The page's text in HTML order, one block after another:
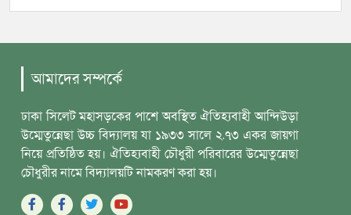
আমাদের সম্পর্কে
ঢাকা সিলেট মহাসড়কের পাশে অবস্থিত ঐতিহ্যবাহী আন্দিউড়া
উম্মেতুন্নেছা উচ্চ বিদ্যালয় যা ১৯৩৩ সালে ২.৭৩ একর জায়গা
নিয়ে প্রতিষ্ঠিত হয়। ঐতিহ্যবাহী চৌধুরী পরিবারের উম্মেতুন্নেছা
চৌধুরীর নামে বিদ্যালয়টি নামকরণ করা হয়।